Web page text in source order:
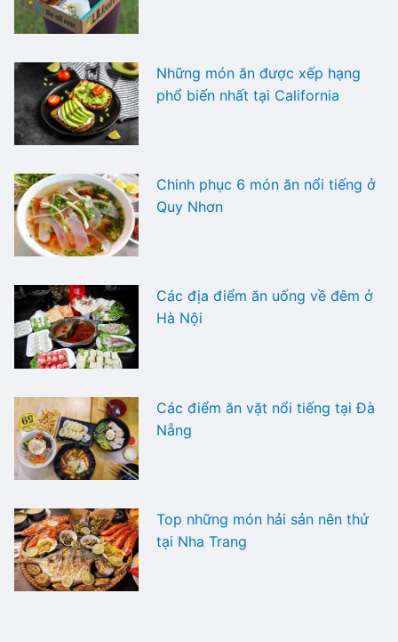
Những món ăn được xếp hạng
phổ biến nhất tại California
Chinh phục 6 món ăn nổi tiếng ở
Quy Nhơn
Các địa điểm ăn uống về đêm ở
Hà Nội
Các điểm ăn vặt nổi tiếng tại Đà
Nẵng
Top những món hải sản nên thử
tại Nha Trang